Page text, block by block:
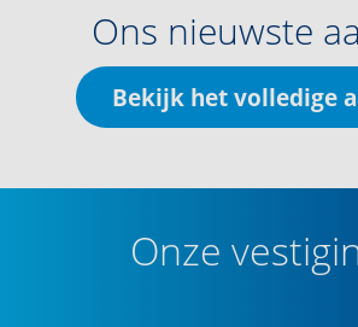
Ons nieuwste
Bekijk het volledige
Onze